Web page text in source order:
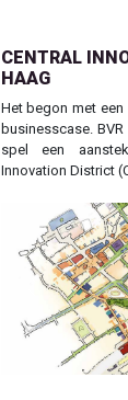
CENTRAL
HAAG
Het begon met
businesscase.
spel een
Innovation District
Previous